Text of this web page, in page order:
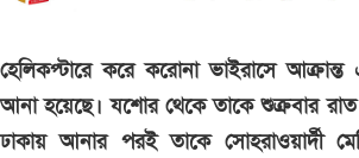
হেলিকপ্টারে করে করোনা ভাইরাসে
আনা হয়েছে। যশোর থেকে তাকে শুক্রবার
ঢাকায় আনার পরই তাকে সোহরাওয়ার্দী